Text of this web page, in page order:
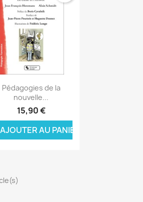
Aperçu rapide
Pédagogies de la
nouvelle...
15,90 €
AJOUTER AU PANIER